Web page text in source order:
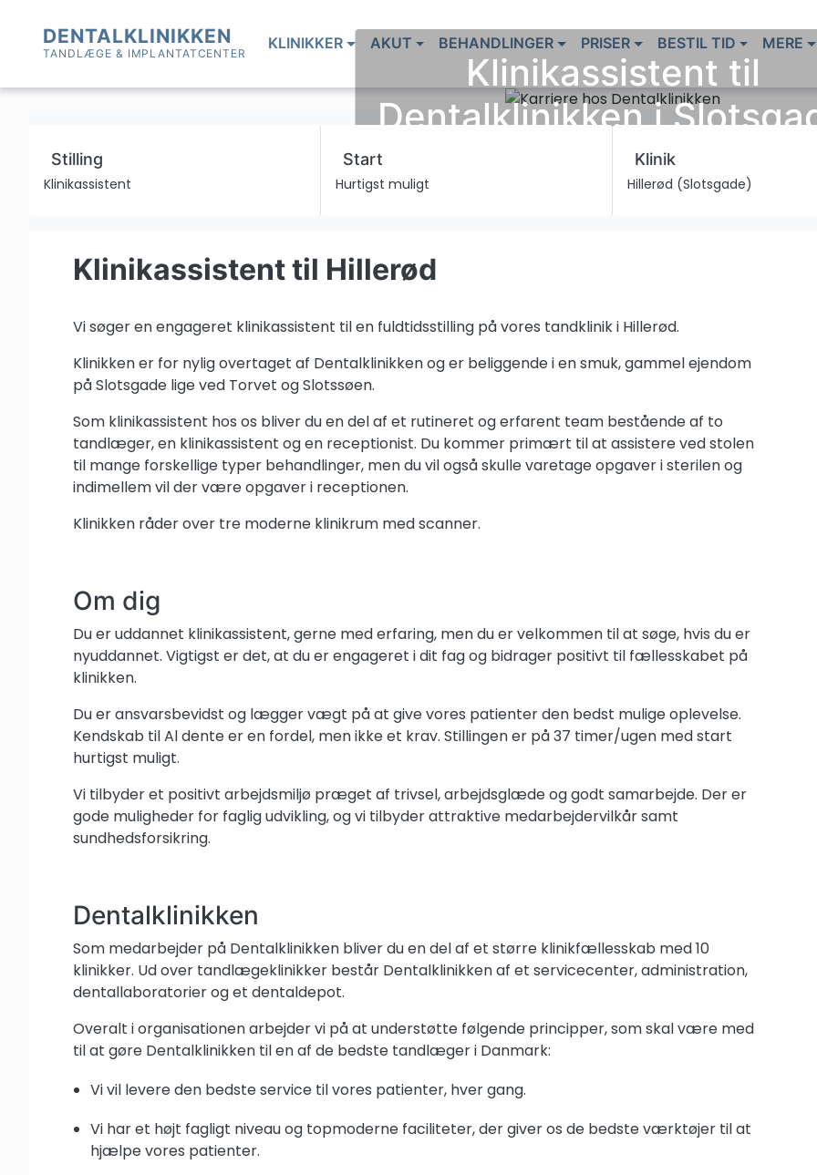
content
DENTALKLINIKKEN
TANDLÆGE & IMPLANTATCENTER
KLINIKKER AKUT BEHANDLINGER PRISER BESTIL TID MERE
Klinikassistent til
Dentalklinikken i
Stilling
Klinikassistent
Start
Hurtigst muligt
Klinik
Hillerød (Slotsgade)
Klinikassistent til Hillerød
Vi søger en engageret klinikassistent til en fuldtidsstilling på vores tandklinik i Hillerød.
Klinikken er for nylig overtaget af Dentalklinikken og er beliggende i en smuk, gammel ejendom
på Slotsgade lige ved Torvet og Slotssøen.
Som klinikassistent hos os bliver du en del af et rutineret og erfarent team bestående af to
tandlæger, en klinikassistent og en receptionist. Du kommer primært til at assistere ved stolen
til mange forskellige typer behandlinger, men du vil også skulle varetage opgaver i sterilen og
indimellem vil der være opgaver i receptionen.
Klinikken råder over tre moderne klinikrum med scanner.
Om dig
Du er uddannet klinikassistent, gerne med erfaring, men du er velkommen til at søge, hvis du er
nyuddannet. Vigtigst er det, at du er engageret i dit fag og bidrager positivt til fællesskabet på
klinikken.
Du er ansvarsbevidst og lægger vægt på at give vores patienter den bedst mulige oplevelse.
Kendskab til Al dente er en fordel, men ikke et krav. Stillingen er på 37 timer/ugen med start
hurtigst muligt.
Vi tilbyder et positivt arbejdsmiljø præget af trivsel, arbejdsglæde og godt samarbejde. Der er
gode muligheder for faglig udvikling, og vi tilbyder attraktive medarbejdervilkår samt
sundhedsforsikring.
Dentalklinikken
Som medarbejder på Dentalklinikken bliver du en del af et større klinikfællesskab med 10
klinikker. Ud over tandlægeklinikker består Dentalklinikken af et servicecenter, administration,
dentallaboratorier og et dentaldepot.
Overalt i organisationen arbejder vi på at understøtte følgende principper, som skal være med
til at gøre Dentalklinikken til en af de bedste tandlæger i Danmark:
Vi vil levere den bedste service til vores patienter, hver gang.
Vi har et højt fagligt niveau og topmoderne faciliteter, der giver os de bedste værktøjer til at
hjælpe vores patienter.